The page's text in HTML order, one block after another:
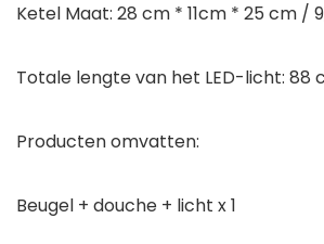
Ketel Maat: 28 cm * 11cm * 25 cm /
Totale lengte van het LED-licht: 88
Producten omvatten:
Beugel + douche + licht x 1